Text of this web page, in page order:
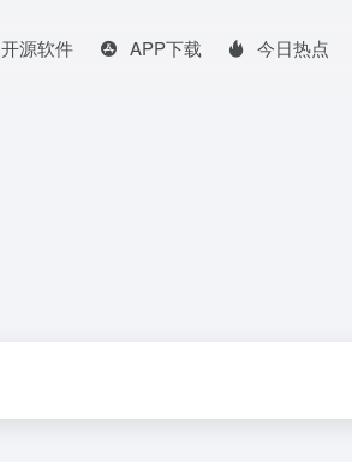
开源软件 APP下载 今日热点